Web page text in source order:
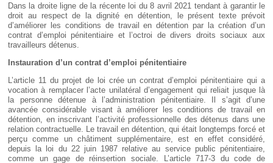
Dans la droite ligne de la récente loi du 8 avril 2021 tendant à garantir le
droit au respect de la dignité en détention, le présent texte prévoit
d’améliorer les conditions de travail en détention par la création d’un
contrat d’emploi pénitentiaire et l’octroi de divers droits sociaux aux
travailleurs détenus.
Instauration d’un contrat d’emploi pénitentiaire
L’article 11 du projet de loi crée un contrat d’emploi pénitentiaire qui a
vocation à remplacer l’acte unilatéral d’engagement qui reliait jusque là
la personne détenue à l’administration pénitentiaire. Il s’agit d’une
avancée considérable visant à améliorer les conditions de travail en
détention, en inscrivant l’activité professionnelle des détenus dans une
relation contractuelle. Le travail en détention, qui était longtemps forcé et
perçu comme un châtiment supplémentaire, est en effet considéré,
depuis la loi du 22 juin 1987 relative au service public pénitentiaire,
comme un gage de réinsertion sociale. L’article 717-3 du code de